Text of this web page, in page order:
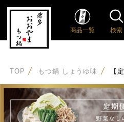
商品一覧 検索
TOP もつ鍋 しょうゆ味 【